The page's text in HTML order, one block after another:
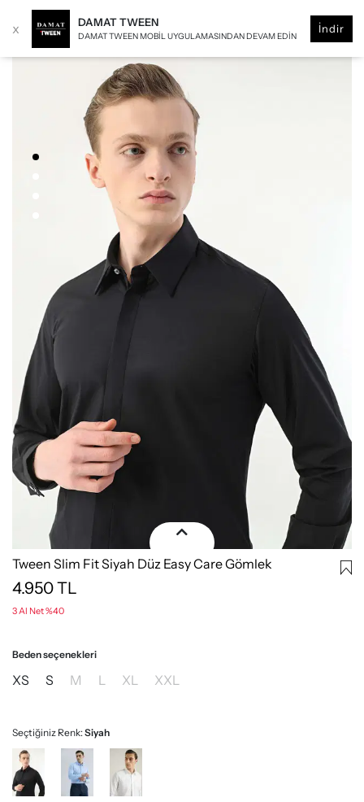
x DAMAT TWEEN
DAMAT TWEEN MOBIL UYGULAMASINDAN DEVAM EDIN
İndir
Tween Slim Fit Siyah Düz Easy Care Gömlek
4.950TL
3 Al Net %40
Beden seçenekleri
XS S M L XL XXL
Seçtiğiniz Renk:Siyah